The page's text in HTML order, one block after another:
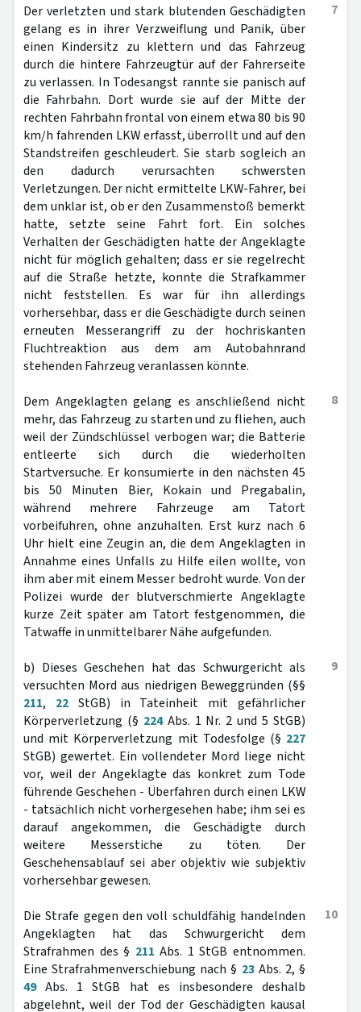
7
Der verletzten und stark blutenden Geschädigten
gelang es in ihrer Verzweiflung und Panik, über
einen Kindersitz zu klettern und das Fahrzeug
durch die hintere Fahrzeugtür auf der Fahrerseite
zu verlassen. In Todesangst rannte sie panisch auf
die Fahrbahn. Dort wurde sie auf der Mitte der
rechten Fahrbahn frontal von einem etwa 80 bis 90
km/h fahrenden LKW erfasst, überrollt und auf den
Standstreifen geschleudert. Sie starb sogleich an
den dadurch verursachten schwersten
Verletzungen. Der nicht ermittelte LKW-Fahrer, bei
dem unklar ist, ob er den Zusammenstoß bemerkt
hatte, setzte seine Fahrt fort. Ein solches
Verhalten der Geschädigten hatte der Angeklagte
nicht für möglich gehalten; dass er sie regelrecht
auf die Straße hetzte, konnte die Strafkammer
nicht feststellen. Es war für ihn allerdings
vorhersehbar, dass er die Geschädigte durch seinen
erneuten Messerangriff zu der hochriskanten
Fluchtreaktion aus dem am Autobahnrand
stehenden Fahrzeug veranlassen könnte.
8
Dem Angeklagten gelang es anschließend nicht
mehr, das Fahrzeug zu starten und zu fliehen, auch
weil der Zündschlüssel verbogen war; die Batterie
entleerte sich durch die wiederholten
Startversuche. Er konsumierte in den nächsten 45
bis 50 Minuten Bier, Kokain und Pregabalin,
während mehrere Fahrzeuge am Tatort
vorbeifuhren, ohne anzuhalten. Erst kurz nach 6
Uhr hielt eine Zeugin an, die dem Angeklagten in
Annahme eines Unfalls zu Hilfe eilen wollte, von
ihm aber mit einem Messer bedroht wurde. Von der
Polizei wurde der blutverschmierte Angeklagte
kurze Zeit später am Tatort festgenommen, die
Tatwaffe in unmittelbarer Nähe aufgefunden.
9
b) Dieses Geschehen hat das Schwurgericht als
versuchten Mord aus niedrigen Beweggründen (§§
211, 22StGB) in Tateinheit mit gefährlicher
Körperverletzung (§ 224Abs. 1 Nr. 2 und 5 StGB)
und mit Körperverletzung mit Todesfolge (§ 227
StGB) gewertet. Ein vollendeter Mord liege nicht
vor, weil der Angeklagte das konkret zum Tode
führende Geschehen - Überfahren durch einen LKW
- tatsächlich nicht vorhergesehen habe; ihm sei es
darauf angekommen, die Geschädigte durch
weitere Messerstiche zu töten. Der
Geschehensablauf sei aber objektiv wie subjektiv
vorhersehbar gewesen.
10
Die Strafe gegen den voll schuldfähig handelnden
Angeklagten hat das Schwurgericht dem
Strafrahmen des § 211 Abs. 1 StGB entnommen.
Eine Strafrahmenverschiebung nach § 23Abs. 2, §
49Abs. 1 StGB hat es insbesondere deshalb
abgelehnt, weil der Tod der Geschädigten kausal